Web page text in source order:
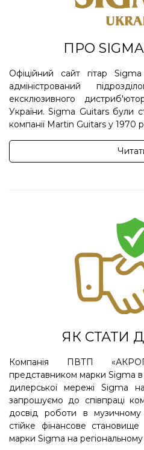
ПРО SIGMA
Офіційний сайт гітар
адміністрований
ексклюзивного
України. Sigma Guitars були
компанії Martin Guitars у 1970
ЯК СТАТИ
Компанія ПВТП
представником марки Sigma в
дилерської мережі Sigma
запрошуємо до співпраці
досвід роботи в
стійке фінансове
марки Sigma на регіональному